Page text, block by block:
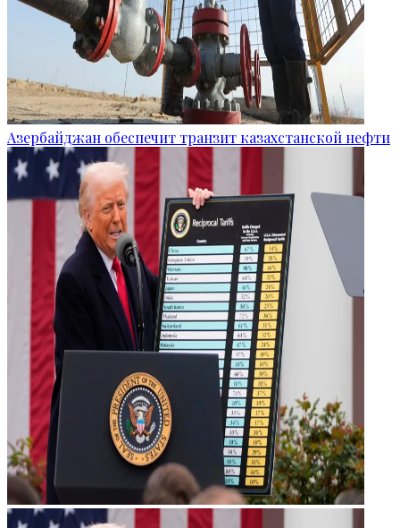
Азербайджан обеспечит транзит казахстанской нефти